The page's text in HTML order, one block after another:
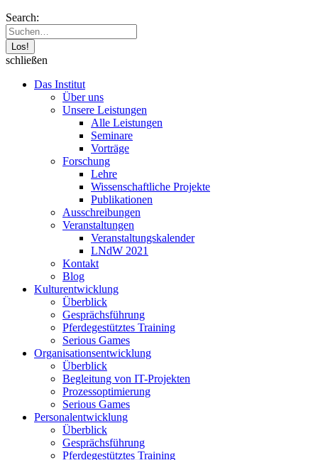
Search:
schließen
Das Institut
Über uns
Unsere Leistungen
Alle Leistungen
Seminare
Vorträge
Forschung
Lehre
Wissenschaftliche Projekte
Publikationen
Ausschreibungen
Veranstaltungen
Veranstaltungskalender
LNdW 2021
Kontakt
Blog
Kulturentwicklung
Überblick
Gesprächsführung
Pferdegestütztes Training
Serious Games
Organisationsentwicklung
Überblick
Begleitung von IT-Projekten
Prozessoptimierung
Serious Games
Personalentwicklung
Überblick
Gesprächsführung
Pferdegestütztes Training